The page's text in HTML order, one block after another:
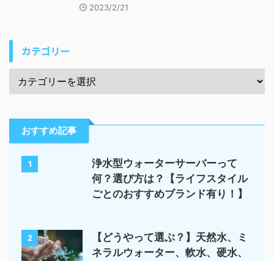
2023/2/21
カテゴリー
おすすめ記事
1
浄水型ウォーターサーバーって
何？選び方は？【ライフスタイル
ごとのおすすめブランド有り！】
2
【どうやって選ぶ？】天然水、ミ
ネラルウォーター、軟水、硬水、